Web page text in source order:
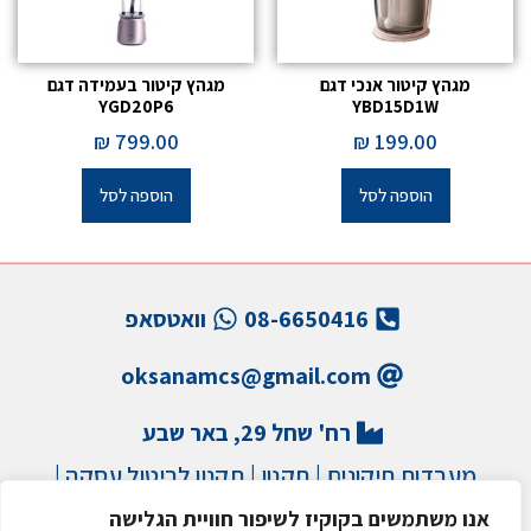
אנו משתמשים בקוקיז לשיפור חוויית הגלישה
מגהץ קיטור אנכי דגם
YBD15D1W
199.00
₪
הוספה לסל
מגהץ קיטור בעמידה דגם
YGD20P6
799.00
₪
הוספה לסל
מעבדות תיקונים|תקנון|תקנון לביטול עסקה|
הצהרת נגישות |מדיניות פרטיות|מדיניות משלוחים
08-6650416
וואטסאפ
oksanamcs@gmail.com
רח' שחל 29, באר שבע